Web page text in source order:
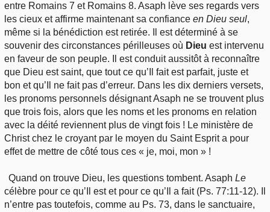
entre Romains 7 et Romains 8. Asaph lève ses regards vers
les cieux et affirme maintenant sa confiance en Dieu seul,
même si la bénédiction est retirée. Il est déterminé à se
souvenir des circonstances périlleuses où Dieu est intervenu
en faveur de son peuple. Il est conduit aussitôt à reconnaître
que Dieu est saint, que tout ce qu’Il fait est parfait, juste et
bon et qu’Il ne fait pas d’erreur. Dans les dix derniers versets,
les pronoms personnels désignant Asaph ne se trouvent plus
que trois fois, alors que les noms et les pronoms en relation
avec la déité reviennent plus de vingt fois ! Le ministère de
Christ chez le croyant par le moyen du Saint Esprit a pour
effet de mettre de côté tous ces « je, moi, mon » !
Quand on trouve Dieu, les questions tombent. AsaphLe
célèbre pour ce qu’Il est et pour ce qu’Il a fait (Ps. 77:11-12). Il
n’entre pas toutefois, comme au Ps. 73, dans le sanctuaire,